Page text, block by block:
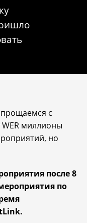
с
миллионы
но
после 8
по